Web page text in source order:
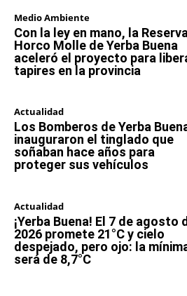
Medio Ambiente
Con la ley en mano, la Reserva
Horco Molle de Yerba Buena
aceleró el proyecto para
tapires en la provincia
Actualidad
Los Bomberos de Yerba
inauguraron el tinglado que
soñaban hace años para
proteger sus vehículos
Actualidad
¡Yerba Buena! El 7 de agosto
2026 promete 21°C y cielo
despejado, pero ojo: la
será de 8,7°C